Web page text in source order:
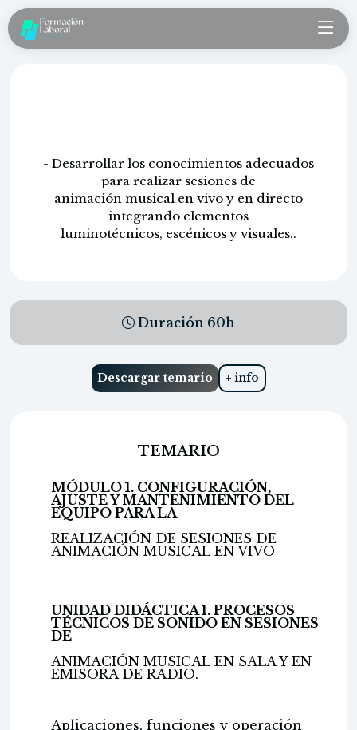
- Desarrollar los conocimientos adecuados
para realizar sesiones de
animación musical en vivo y en directo
integrando elementos
luminotécnicos, escénicos y visuales..
Duración 60h
Descargar temario + info
TEMARIO
MÓDULO 1. CONFIGURACIÓN,
AJUSTE Y MANTENIMIENTO DEL
EQUIPO PARA LA
REALIZACIÓN DE SESIONES DE
ANIMACIÓN MUSICAL EN VIVO
UNIDAD DIDÁCTICA 1. PROCESOS
TÉCNICOS DE SONIDO EN SESIONES
DE
ANIMACIÓN MUSICAL EN SALA Y EN
EMISORA DE RADIO.
Aplicaciones, funciones y operación